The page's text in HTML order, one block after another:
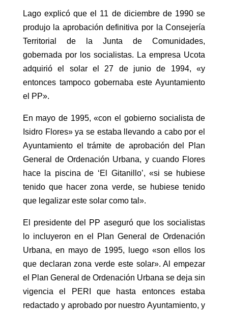
Lago explicó que el 11 de diciembre de 1990 se
produjo la aprobación definitiva por la Consejería
Territorial de la Junta de Comunidades,
gobernada por los socialistas. La empresa Ucota
adquirió el solar el 27 de junio de 1994, «y
entonces tampoco gobernaba este Ayuntamiento
el PP».
En mayo de 1995, «con el gobierno socialista de
Isidro Flores» ya se estaba llevando a cabo por el
Ayuntamiento el trámite de aprobación del Plan
General de Ordenación Urbana, y cuando Flores
hace la piscina de ‘El Gitanillo’, «si se hubiese
tenido que hacer zona verde, se hubiese tenido
que legalizar este solar como tal».
El presidente del PP aseguró que los socialistas
lo incluyeron en el Plan General de Ordenación
Urbana, en mayo de 1995, luego «son ellos los
que declaran zona verde este solar». Al empezar
el Plan General de Ordenación Urbana se deja sin
vigencia el PERI que hasta entonces estaba
redactado y aprobado por nuestro Ayuntamiento, y